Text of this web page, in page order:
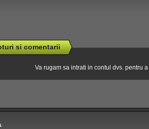
si comentarii
Va rugam sa intrati in contul dvs. pentru